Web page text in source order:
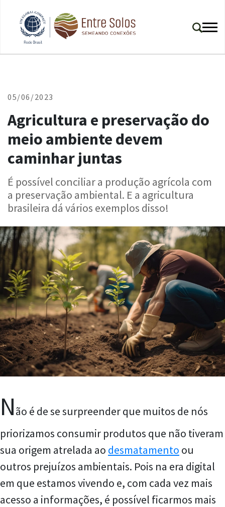
05/06/2023
Agricultura e preservação do
meio ambiente devem
caminhar juntas
É possível conciliar a produção agrícola com
a preservação ambiental. E a agricultura
brasileira dá vários exemplos disso!
Não é de se surpreender que muitos de nós
priorizamos consumir produtos que não tiveram
sua origem atrelada ao desmatamento ou
outros prejuízos ambientais. Pois na era digital
em que estamos vivendo e, com cada vez mais
acesso a informações, é possível ficarmos mais